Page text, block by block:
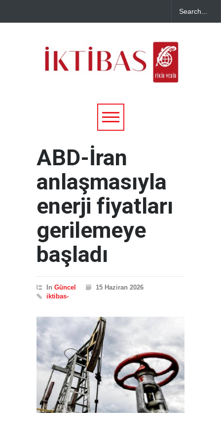
ABD-İran
anlaşmasıyla
enerji fiyatları
gerilemeye
başladı
In Güncel
15 Haziran 2026
iktibas-